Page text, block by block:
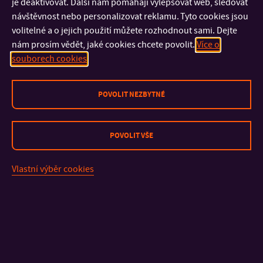
Ke zvýšení uplatnitelnosti absolventa na trhu práce přispívá
spolupráce s předními logistickými a výrobními firmami na
výuce – zejména na přednáškách či na některých seminářích,
a dále při realizaci odborné praxe studentů. V rámci
budoucího rozvoje studijního programu a zajištění snadnější
přípravy studentů pro praxi, fakulta připravuje možnost
získání průmyslových certifikátů v souladu s Národní
je deaktivovat. Další nám pomáhají vylepšovat web, sledovat
návštěvnost nebo personalizovat reklamu. Tyto cookies jsou
volitelné a o jejich použití můžete rozhodnout sami. Dejte
nám prosím vědět, jaké cookies chcete povolit. Více o
souborech cookies
POVOLIT NEZBYTNÉ
POVOLIT VŠE
Vlastní výběr cookies